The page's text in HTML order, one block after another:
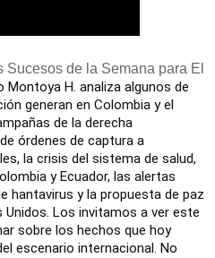
de la Semana para El
Montoya H. analiza algunos de
generan en Colombia y el
de la derecha
órdenes de captura a
la crisis del sistema de salud,
y Ecuador, las alertas
hantavirus y la propuesta de paz
Los invitamos a ver este
sobre los hechos que hoy
escenario internacional. No